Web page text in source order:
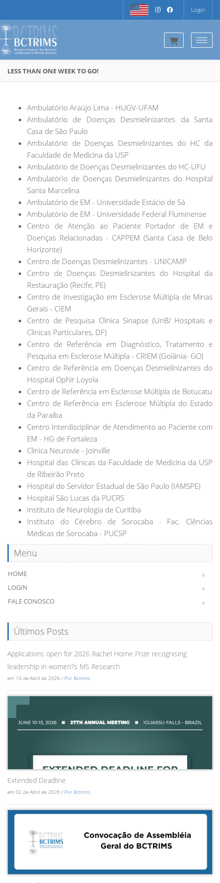
Login
LESS THAN ONE WEEK TO GO!
Ambulatório Araújo Lima - HUGV-UFAM
Ambulatório de Doenças Desmielinizantes da Santa
Casa de São Paulo
Ambulatório de Doenças Desmielinizantes do HC da
Faculdade de Medicina da USP
Ambulatório de Doenças Desmielinizantes do HC-UFU
Ambulatório de Doenças Desmielinizantes do Hospital
Santa Marcelina
Ambulatório de EM - Universidade Estácio de Sá
Ambulatório de EM - Universidade Federal Fluminense
Centro de Atenção ao Paciente Portador de EM e
Doenças Relacionadas - CAPPEM (Santa Casa de Belo
Horizonte)
Centro de Doenças Desmielinizantes - UNICAMP
Centro de Doenças Desmielinizantes do Hospital da
Restauração (Recife, PE)
Centro de Investigação em Esclerose Múltipla de Minas
Gerais - CIEM
Centro de Pesquisa Clínica Sinapse (UnB/ Hospitais e
Clínicas Particulares, DF)
Centro de Referência em Diagnóstico, Tratamento e
Pesquisa em Esclerose Múltipla - CRIEM (Goiânia- GO)
Centro de Referência em Doenças Desmielinizantes do
Hospital Ophir Loyola
Centro de Referência em Esclerose Múltipla de Botucatu
Centro de Referência em Esclerose Múltipla do Estado
da Paraíba
Centro Interdisciplinar de Atendimento ao Paciente com
EM - HG de Fortaleza
Clínica Neurovie - Joinville
Hospital das Clínicas da Faculdade de Medicina da USP
de Ribeirão Preto
Hospital do Servidor Estadual de São Paulo (IAMSPE)
Hospital São Lucas da PUCRS
Instituto de Neurologia de Curitiba
Instituto do Cérebro de Sorocaba - Fac. Ciências
Médicas de Sorocaba - PUCSP
Menu
HOME
LOGIN
FALE CONOSCO
Últimos Posts
Applications open for 2026 Rachel Horne Prize recognising
leadership in women?s MS Research
em 10 de Abril de 2026 / Por Bctrims
Extended Deadline
em 02 de Abril de 2026 / Por Bctrims